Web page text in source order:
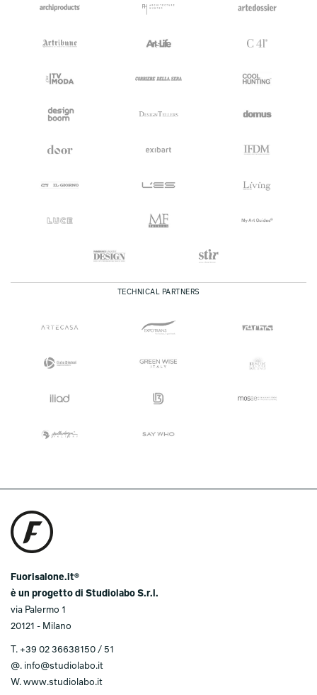
TECHNICAL PARTNERS
Fuorisalone.it®
è un progetto di Studiolabo S.r.l.
via Palermo 1
20121 - Milano
T. +39 02 36638150 / 51
@. info@studiolabo.it
W. www.studiolabo.it